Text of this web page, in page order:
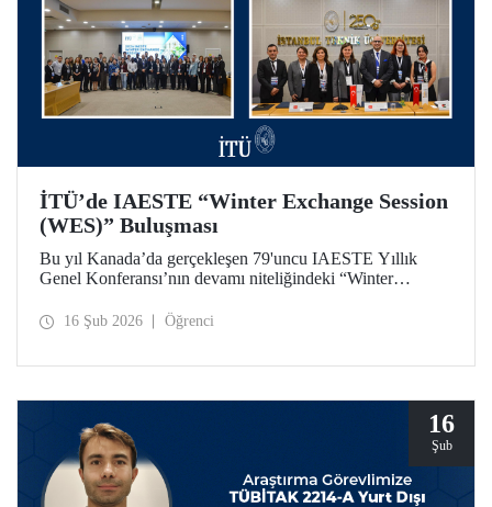
İTÜ’de IAESTE “Winter Exchange Session
(WES)” Buluşması
Bu yıl Kanada’da gerçekleşen 79'uncu IAESTE Yıllık
Genel Konferansı’nın devamı niteliğindeki “Winter
Üniversitesi ev sahipliğinde, Süleyman Demirel Kültür
16 Şub 2026 Öğrenci
16
Şub